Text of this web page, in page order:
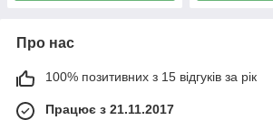
Про нас
100% позитивних з 15 відгуків за рік
Працює з 21.11.2017